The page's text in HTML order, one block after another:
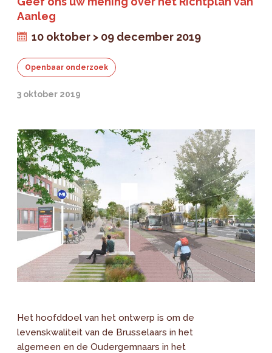
Aanleg
10 oktober > 09 december 2019
Openbaar onderzoek
3 oktober 2019
Het hoofddoel van het ontwerp is om de
levenskwaliteit van de Brusselaars in het
algemeen en de Oudergemnaars in het